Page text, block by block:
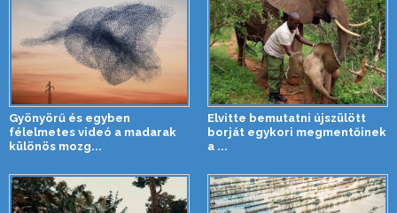
Gyönyörű és egyben
félelmetes videó a madarak
különös mozg...
Elvitte bemutatni újszülött
borját egykori megmentőinek
a ...